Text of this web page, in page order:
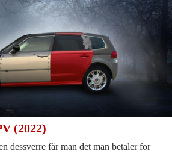
(2022)
dessverre får man det man betaler for